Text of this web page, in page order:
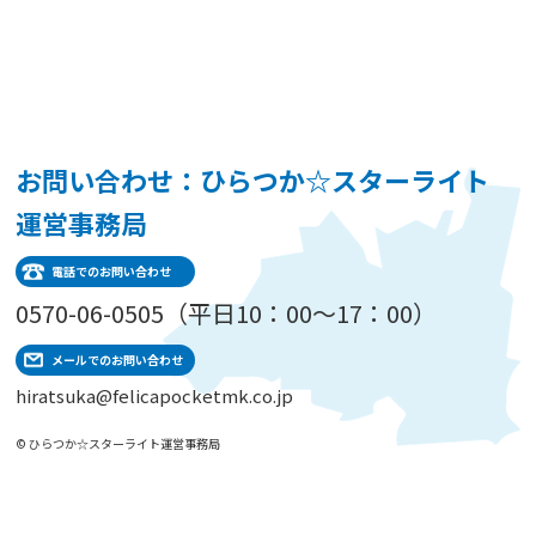
お問い合わせ：ひらつか☆スターライト
運営事務局
電話でのお問い合わせ
0570-06-0505（平日10：00～17：00）
メールでのお問い合わせ
hiratsuka@felicapocketmk.co.jp
© ひらつか☆スターライト運営事務局